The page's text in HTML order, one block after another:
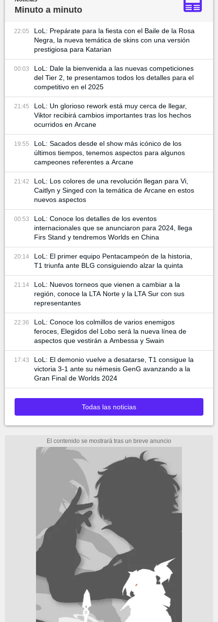
Minuto a minuto
22:05
LoL: Prepárate para la fiesta con el Baile de la Rosa
Negra, la nueva temática de skins con una versión
prestigiosa para Katarian
00:03
LoL: Dale la bienvenida a las nuevas competiciones
del Tier 2, te presentamos todos los detalles para el
competitivo en el 2025
21:45
LoL: Un glorioso rework está muy cerca de llegar,
Viktor recibirá cambios importantes tras los hechos
ocurridos en Arcane
19:55
LoL: Sacados desde el show más icónico de los
últimos tiempos, tenemos aspectos para algunos
campeones referentes a Arcane
21:42
LoL: Los colores de una revolución llegan para Vi,
Caitlyn y Singed con la temática de Arcane en estos
nuevos aspectos
00:53
LoL: Conoce los detalles de los eventos
internacionales que se anunciaron para 2024, llega
Firs Stand y tendremos Worlds en China
20:14
LoL: El primer equipo Pentacampeón de la historia,
T1 triunfa ante BLG consiguiendo alzar la quinta
21:14
LoL: Nuevos torneos que vienen a cambiar a la
región, conoce la LTA Norte y la LTA Sur con sus
representantes
22:36
LoL: Conoce los colmillos de varios enemigos
feroces, Elegidos del Lobo será la nueva línea de
aspectos que vestirán a Ambessa y Swain
17:43
LoL: El demonio vuelve a desatarse, T1 consigue la
victoria 3-1 ante su némesis GenG avanzando a la
Gran Final de Worlds 2024
Todas las noticias